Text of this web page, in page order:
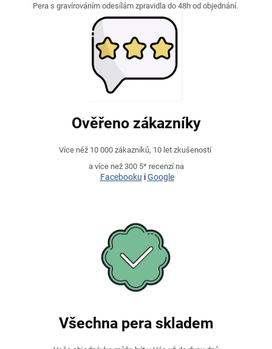
Pera s gravírováním odesílám zpravidla do 48h od objednání.
Ověřeno zákazníky
Více něž 10 000 zákazníků, 10 let zkušeností
a více než 300 5* recenzí na
Facebooku iGoogle
Všechna pera skladem